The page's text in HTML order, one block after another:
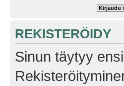
REKISTERÖIDY
Sinun täytyy